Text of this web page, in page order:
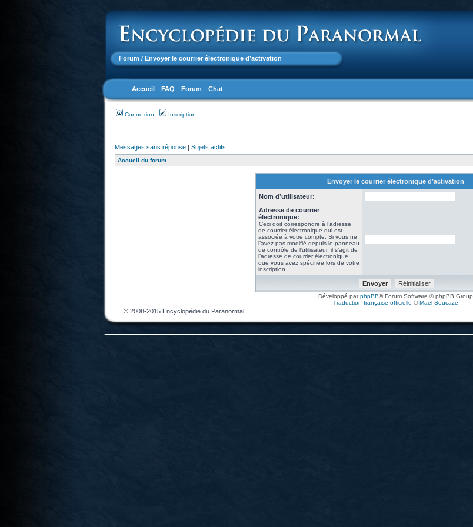
Forum / Envoyer le courrier électronique d’activation
Accueil FAQ Forum Chat
Connexion Inscription
Messages sans réponse| Sujets actifs
Accueil du forum
Envoyer le courrier électronique d’activation
Nom d’utilisateur:
Adresse de courrier
électronique:
Ceci doit correspondre à l’adresse
de courrier électronique qui est
associée à votre compte. Si vous ne
l’avez pas modifié depuis le panneau
de contrôle de l’utilisateur, il s’agit de
l’adresse de courrier électronique
que vous avez spécifiée lors de votre
inscription.
Développé parphpBB® Forum Software © phpBB Group
Traduction française officielle ©Maël Soucaze
© 2008-2015 Encyclopédie du Paranormal